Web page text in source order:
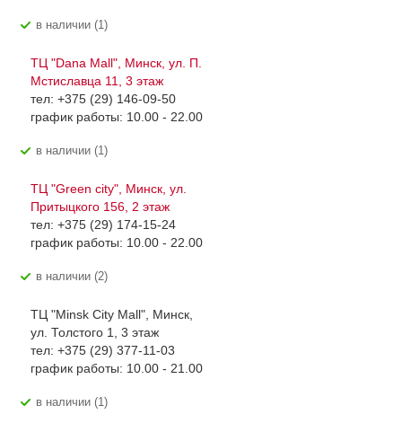
В наличии (1)
ТЦ "Dana Mall", Минск, ул. П.
Мстиславца 11, 3 этаж
тел: +375 (29) 146-09-50
график работы: 10.00 - 22.00
В наличии (1)
ТЦ "Green city", Минск, ул.
Притыцкого 156, 2 этаж
тел: +375 (29) 174-15-24
график работы: 10.00 - 22.00
В наличии (2)
ТЦ "Minsk City Mall", Минск,
ул. Толстого 1, 3 этаж
тел: +375 (29) 377-11-03
график работы: 10.00 - 21.00
В наличии (1)